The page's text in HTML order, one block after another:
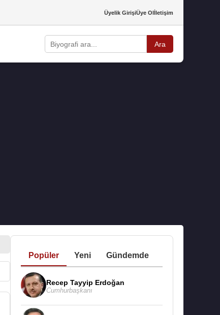
Üyelik GirişiÜye Olİletişim
Ara
Popüler Yeni Gündemde
Recep Tayyip Erdoğan
Cumhurbaşkanı